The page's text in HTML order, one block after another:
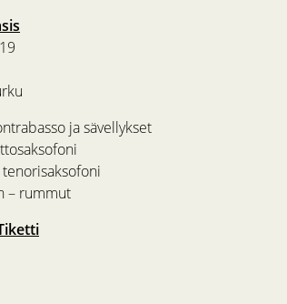
ja sävellykset
tenorisaksofoni
– rummut